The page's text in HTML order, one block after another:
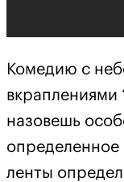
Комедию с
вкраплениями
назовешь
определенное
ленты